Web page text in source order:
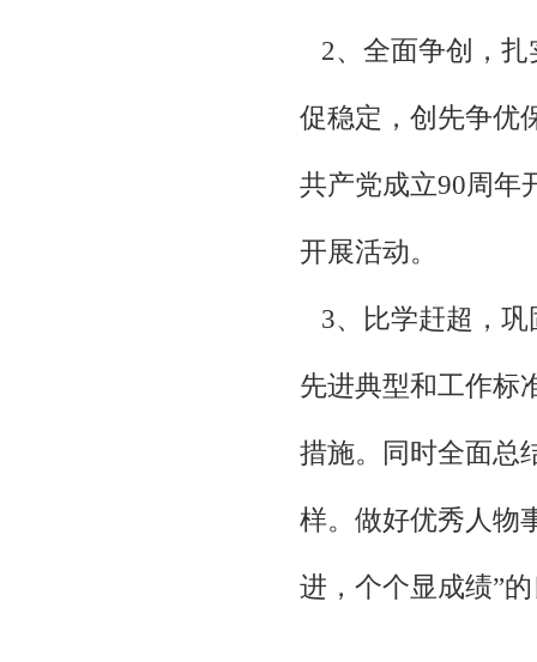
2、全面争创，扎
促稳定，创先争优
共产党成立90周年
开展活动。
3、比学赶超，巩
先进典型和工作标
措施。同时全面总
样。做好优秀人物
进，个个显成绩”